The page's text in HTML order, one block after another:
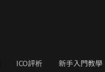
ICO評析 新手入門教學